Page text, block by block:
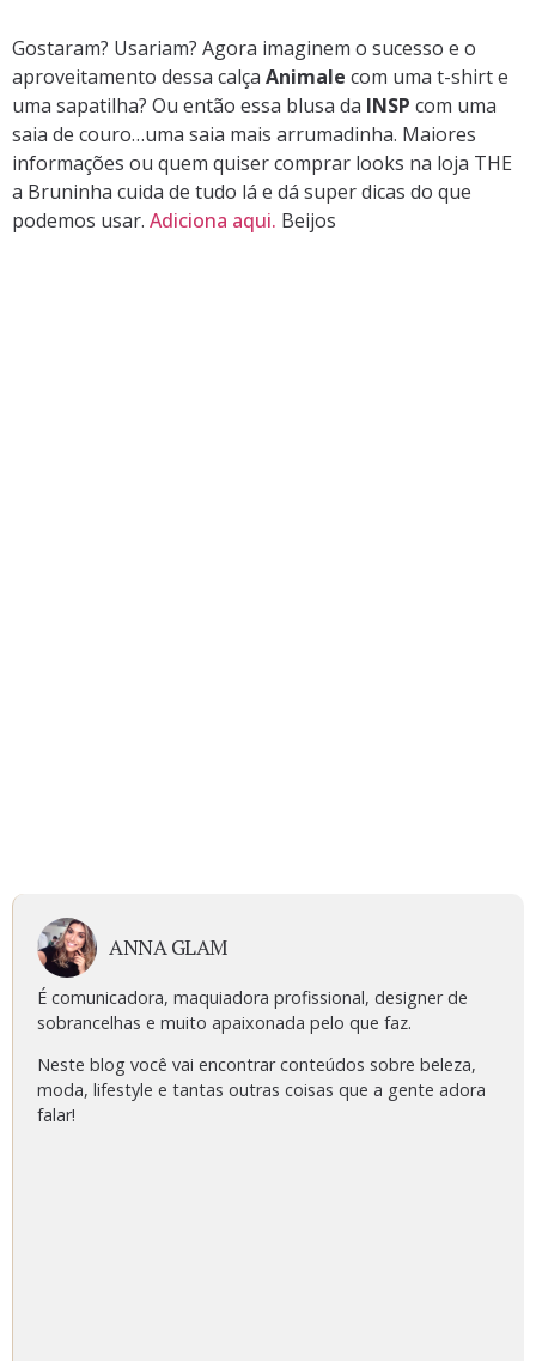
Gostaram? Usariam? Agora imaginem o sucesso e o
aproveitamento dessa calça Animale com uma t-shirt e
uma sapatilha? Ou então essa blusa da INSP com uma
saia de couro…uma saia mais arrumadinha. Maiores
informações ou quem quiser comprar looks na loja THE
a Bruninha cuida de tudo lá e dá super dicas do que
podemos usar. Adiciona aqui. Beijos
ANNA GLAM
É comunicadora, maquiadora profissional, designer de
sobrancelhas e muito apaixonada pelo que faz.
Neste blog você vai encontrar conteúdos sobre beleza,
moda, lifestyle e tantas outras coisas que a gente adora
falar!